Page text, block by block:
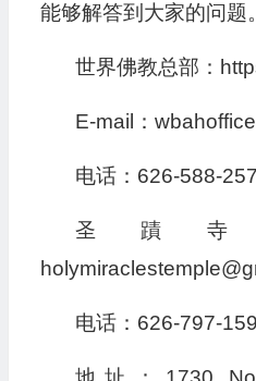
能够解答到大家的问题。
世界佛教总部：
E-mail：
电话：626-588-
圣蹟寺
电话：626-797-